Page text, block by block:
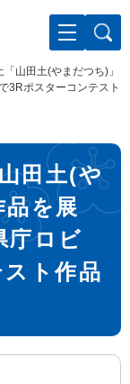
山田土(やまだつち)」
3Rポスターコンテスト
田土(や
品を展
庁ロビ
ト作品